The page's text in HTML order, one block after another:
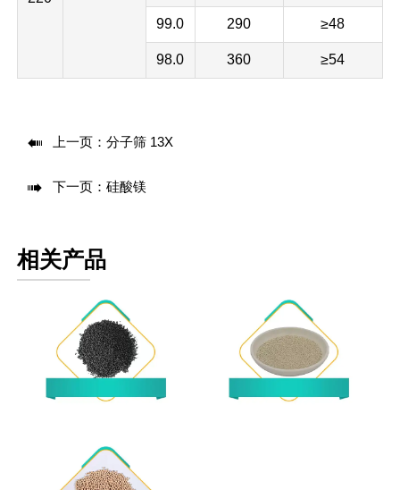
99.0 290 ≥48
98.0 360 ≥54
 上一页： 分子筛 13X
 下一页： 硅酸镁
相关产品